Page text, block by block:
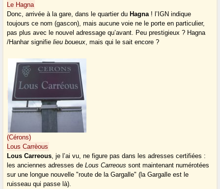
Le Hagna
Donc, arrivée à la gare, dans le quartier du Hagna! l’IGN indique
toujours ce nom (gascon), mais aucune voie ne le porte en particulier,
pas plus avec le nouvel adressage qu’avant. Peu prestigieux ? Hagna
/Hanhar signifielieu boueux, mais qui le sait encore ?
(Cérons)
Lous Carrèous
Lous Carreous, je l’ai vu, ne figure pas dans les adresses certifiées :
les anciennes adresses deLous Carreous sont maintenant numérotées
sur une longue nouvelle "route de la Gargalle" (la Gargalle est le
ruisseau qui passe là).